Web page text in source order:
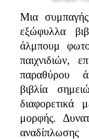
Μια
εξώφυλλα
άλμπουμ
παιχνιδιών,
παραθύρου
βιβλία
διαφορετικά
μορφής.